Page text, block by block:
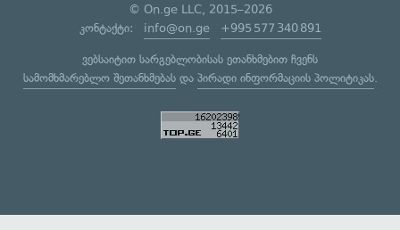
© On.ge LLC, 2015–2026
კონტაქტი: info@on.ge +995 577 340 891
ვებსაიტით სარგებლობისას ეთანხმებით ჩვენს
სამომხმარებლო შეთანხმებასდა პირადი ინფორმაციის პოლიტიკას.